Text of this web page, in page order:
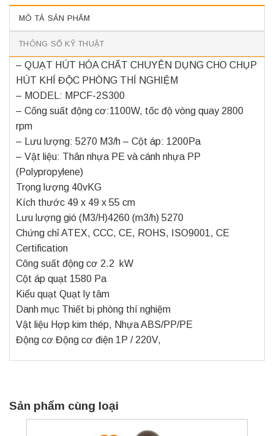
MÔ TẢ SẢN PHẨM
THÔNG SỐ KỸ THUẬT
– QUẠT HÚT HÓA CHẤT CHUYÊN DỤNG CHO CHỤP
HÚT KHÍ ĐỘC PHÒNG THÍ NGHIỆM
– MODEL: MPCF-2S300
– Cống suất động cơ:1100W, tốc độ vòng quay 2800
rpm
– Lưu lượng: 5270 M3/h – Cột áp: 1200Pa
– Vật liệu: Thân nhựa PE và cánh nhựa PP
(Polypropylene)
Trọng lượng 40vKG
Kích thước 49 x 49 x 55 cm
Lưu lượng gió (M3/H)4260 (m3/h) 5270
Chứng chỉ ATEX, CCC, CE, ROHS, ISO9001, CE
Certification
Công suất động cơ 2.2 kW
Cột áp quạt 1580 Pa
Kiểu quạt Quạt ly tâm
Danh mục Thiết bị phòng thí nghiệm
Vật liệu Hợp kim thép, Nhựa ABS/PP/PE
Động cơ Động cơ điện 1P / 220V,
Sản phẩm cùng loại